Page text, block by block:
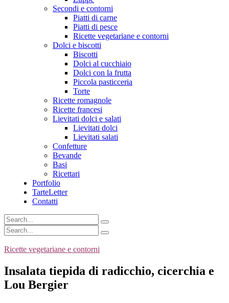
Secondi e contorni
Piatti di carne
Piatti di pesce
Ricette vegetariane e contorni
Dolci e biscotti
Biscotti
Dolci al cucchiaio
Dolci con la frutta
Piccola pasticceria
Torte
Ricette romagnole
Ricette francesi
Lievitati dolci e salati
Lievitati dolci
Lievitati salati
Confetture
Bevande
Basi
Ricettari
Portfolio
TarteLetter
Contatti
Ricette vegetariane e contorni
Insalata tiepida di radicchio, cicerchia e
Lou Bergier